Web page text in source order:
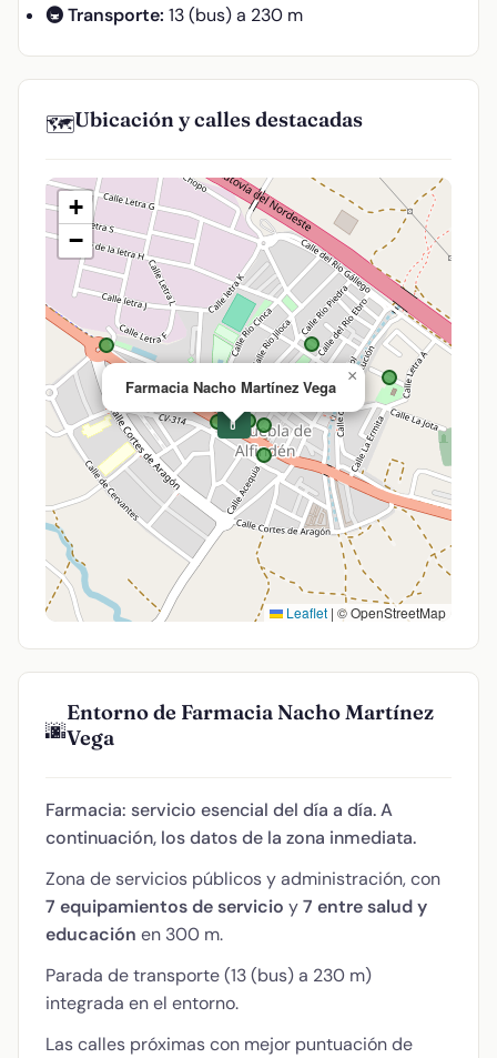
🚇 Transporte: 13 (bus) a 230 m
🗺️Ubicación y calles destacadas
💊
Farmacia Nacho Martínez Vega
×
+
−
Leaflet | © OpenStreetMap
🌆
Entorno de Farmacia Nacho Martínez
Vega
Farmacia: servicio esencial del día a día. A
continuación, los datos de la zona inmediata.
Zona de servicios públicos y administración, con
7 equipamientos de servicio y7 entre salud y
educación en 300 m.
Parada de transporte (13 (bus) a 230 m)
integrada en el entorno.
Las calles próximas con mejor puntuación de